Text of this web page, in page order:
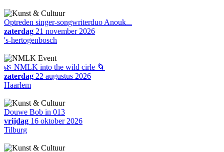
Optreden singer-songwriterduo Anouk...
zaterdag 21 november 2026
's-hertogenbosch
🌿 NMLK into the wild cirle 🌀
zaterdag 22 augustus 2026
Haarlem
Douwe Bob in 013
vrijdag 16 oktober 2026
Tilburg